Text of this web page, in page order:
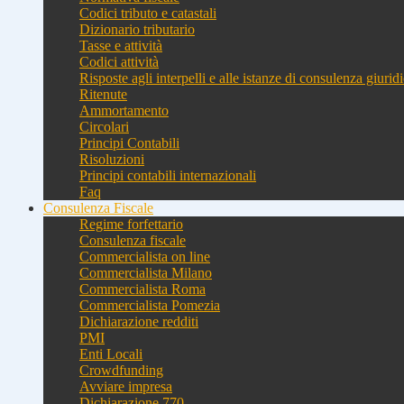
Codici tributo e catastali
Dizionario tributario
Tasse e attività
Codici attività
Risposte agli interpelli e alle istanze di consulenza
Ritenute
Ammortamento
Circolari
Principi Contabili
Risoluzioni
Principi contabili internazionali
Faq
Consulenza Fiscale
Regime forfettario
Consulenza fiscale
Commercialista on line
Commercialista Milano
Commercialista Roma
Commercialista Pomezia
Dichiarazione redditi
PMI
Enti Locali
Crowdfunding
Avviare impresa